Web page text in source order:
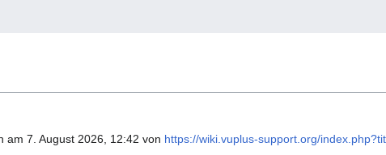
am 7. August 2026, 12:42 von https://wiki.vuplus-support.org/